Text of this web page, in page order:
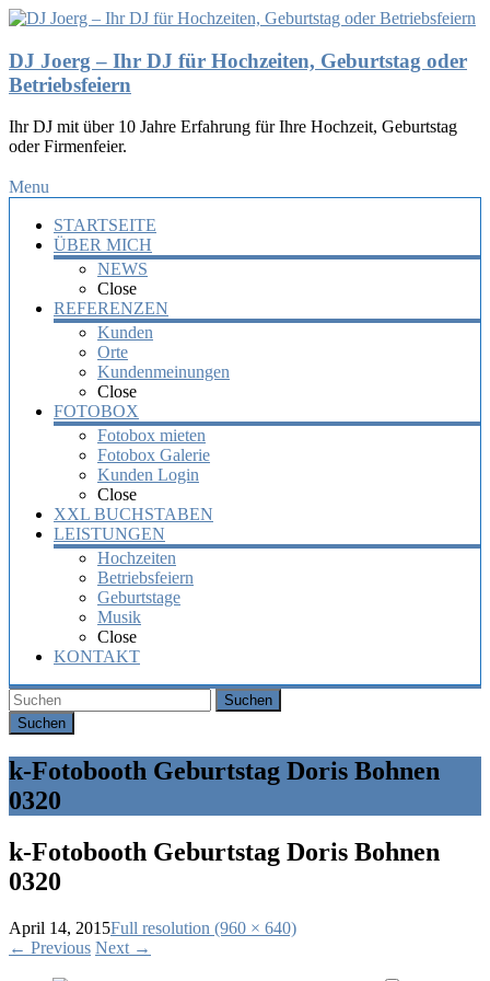
DJ Joerg – Ihr DJ für Hochzeiten, Geburtstag oder
Betriebsfeiern
Ihr DJ mit über 10 Jahre Erfahrung für Ihre Hochzeit, Geburtstag
oder Firmenfeier.
Menu
STARTSEITE
ÜBER MICH
NEWS
Close
REFERENZEN
Kunden
Orte
Kundenmeinungen
Close
FOTOBOX
Fotobox mieten
Fotobox Galerie
Kunden Login
Close
XXL BUCHSTABEN
LEISTUNGEN
Hochzeiten
Betriebsfeiern
Geburtstage
Musik
Close
KONTAKT
Suchen
k-Fotobooth Geburtstag Doris Bohnen
0320
k-Fotobooth Geburtstag Doris Bohnen
0320
April 14, 2015Full resolution (960 × 640)
← Previous Next →